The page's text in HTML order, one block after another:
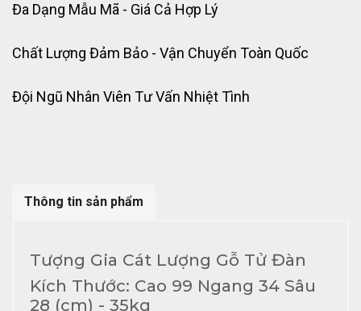
Đa Dạng Mẫu Mã - Giá Cả Hợp Lý
Chất Lượng Đảm Bảo - Vận Chuyển Toàn Quốc
Đội Ngũ Nhân Viên Tư Vấn Nhiệt Tình
Thông tin sản phẩm
Tượng Gia Cát Lượng Gỗ Tử Đàn
Kích Thước: Cao 99 Ngang 34 Sâu
28 (cm) - 35kg